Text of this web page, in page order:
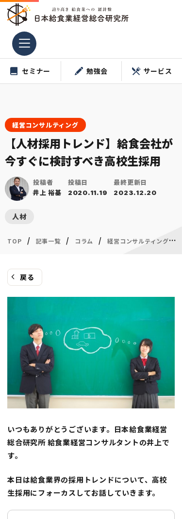
ツ
ス
プ
セミナー 勉強会 サービス
経営コンサルティング
【人材採用トレンド】給食会社が
今すぐに検討すべき高校生採用
投稿者
井上 裕基
投稿日
2020.11.19
最終更新日
2023.12.20
人材
TOP / 記事一覧/ コラム /経営コンサルティング/
戻る
いつもありがとうございます。日本給食業経営
総合研究所 給食業経営コンサルタントの井上で
す。
本日は給食業界の採用トレンドについて、高校
生採用にフォーカスしてお話していきます。